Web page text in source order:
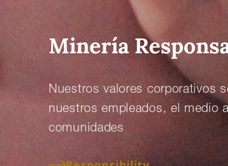
Informe Anual
Resultados, informes y